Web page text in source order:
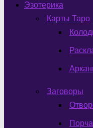
Эзотерика
Карты Таро
Заговоры